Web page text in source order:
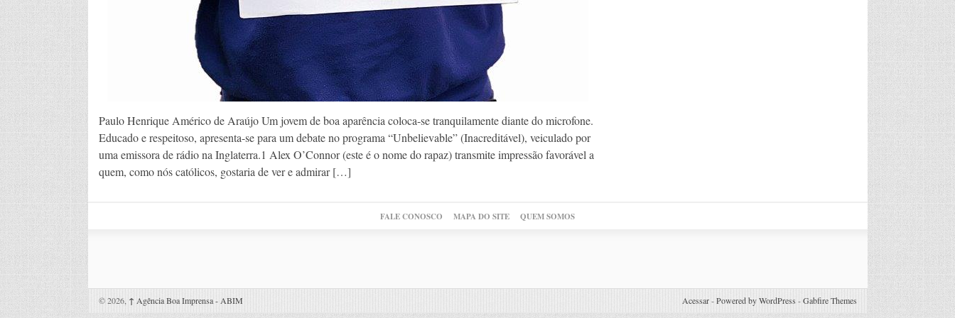
Paulo Henrique Américo de Araújo Um jovem de boa aparência coloca-se tranquilamente diante do microfone.
Educado e respeitoso, apresenta-se para um debate no programa “Unbelievable” (Inacreditável), veiculado por
uma emissora de rádio na Inglaterra.1 Alex O’Connor (este é o nome do rapaz) transmite impressão favorável a
quem, como nós católicos, gostaria de ver e admirar […]
FALE CONOSCO MAPA DO SITE QUEM SOMOS
© 2026, ↑ Agência Boa Imprensa - ABIM Acessar-Powered by WordPress -Gabfire Themes